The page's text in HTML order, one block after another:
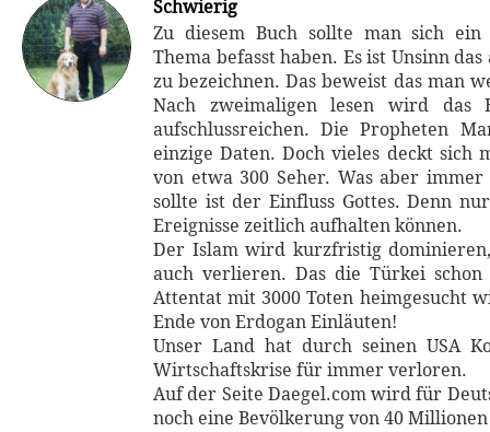
Schwierig
Zu diesem Buch sollte man sich
Thema befasst haben. Es ist Unsinn
zu bezeichnen. Das beweist das man
Nach zweimaligen lesen wird das
aufschlussreichen. Die Propheten
einzige Daten. Doch vieles deckt sich
von etwa 300 Seher. Was aber
sollte ist der Einfluss Gottes. Denn
Ereignisse zeitlich aufhalten können.
Der Islam wird kurzfristig
auch verlieren. Das die Türkei
Attentat mit 3000 Toten heimgesucht
Ende von Erdogan Einläuten!
Unser Land hat durch seinen USA
Wirtschaftskrise für immer verloren.
Auf der Seite Daegel.com wird für
noch eine Bevölkerung von 40